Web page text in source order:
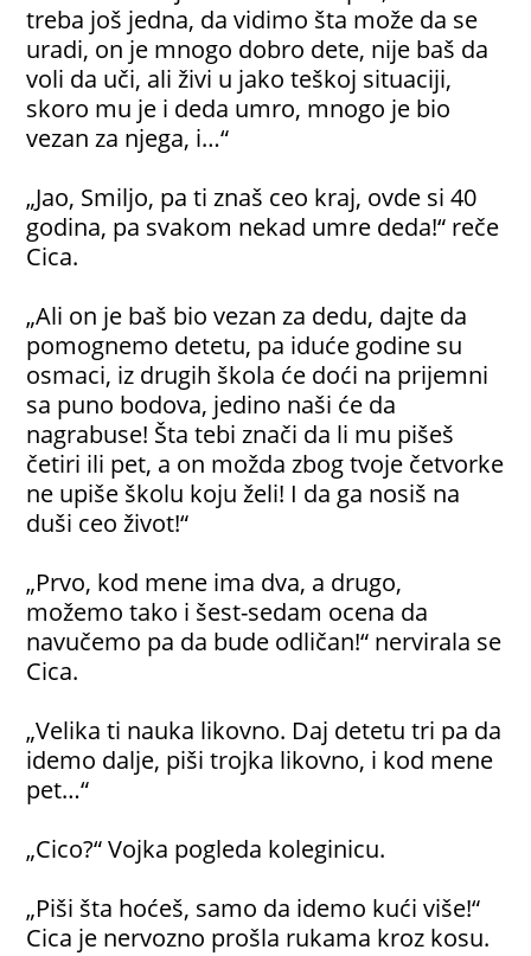
treba još jedna, da vidimo šta može da se
uradi, on je mnogo dobro dete, nije baš da
voli da uči, ali živi u jako teškoj situaciji,
skoro mu je i deda umro, mnogo je bio
vezan za njega, i…“
„Jao, Smiljo, pa ti znaš ceo kraj, ovde si 40
godina, pa svakom nekad umre deda!“ reče
Cica.
„Ali on je baš bio vezan za dedu, dajte da
pomognemo detetu, pa iduće godine su
osmaci, iz drugih škola će doći na prijemni
sa puno bodova, jedino naši će da
nagrabuse! Šta tebi znači da li mu pišeš
četiri ili pet, a on možda zbog tvoje četvorke
ne upiše školu koju želi! I da ga nosiš na
duši ceo život!“
„Prvo, kod mene ima dva, a drugo,
možemo tako i šest-sedam ocena da
navučemo pa da bude odličan!“ nervirala se
Cica.
„Velika ti nauka likovno. Daj detetu tri pa da
idemo dalje, piši trojka likovno, i kod mene
pet…“
„Cico?“ Vojka pogleda koleginicu.
„Piši šta hoćeš, samo da idemo kući više!“
Cica je nervozno prošla rukama kroz kosu.